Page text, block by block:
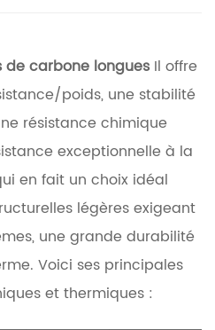
de carbone longues Il offre
poids, une stabilité
résistance chimique
exceptionnelle à la
en fait un choix idéal
légères exigeant
une grande durabilité
Voici ses principales
et thermiques :